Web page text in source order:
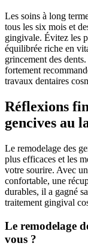
Les soins à long
tous les six mois et
gingivale. Évitez les
équilibrée riche en
grincement des
fortement
travaux dentaires
Réflexions
gencives au
Le remodelage des
plus efficaces et les
votre sourire. Avec
confortable, une
durables, il a gagné
traitement gingival
Le remodelage
vous ?